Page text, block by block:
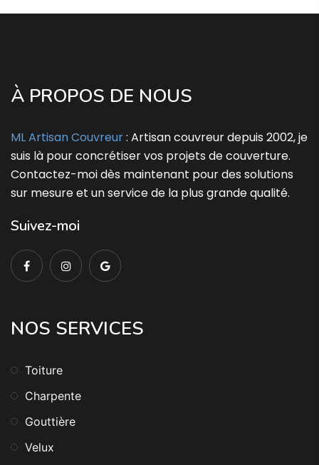
À PROPOS DE NOUS
ML Artisan Couvreur: Artisan couvreur depuis 2002, je
suis là pour concrétiser vos projets de couverture.
Contactez-moi dès maintenant pour des solutions
sur mesure et un service de la plus grande qualité.
Suivez-moi
NOS SERVICES
Toiture
Charpente
Gouttière
Velux